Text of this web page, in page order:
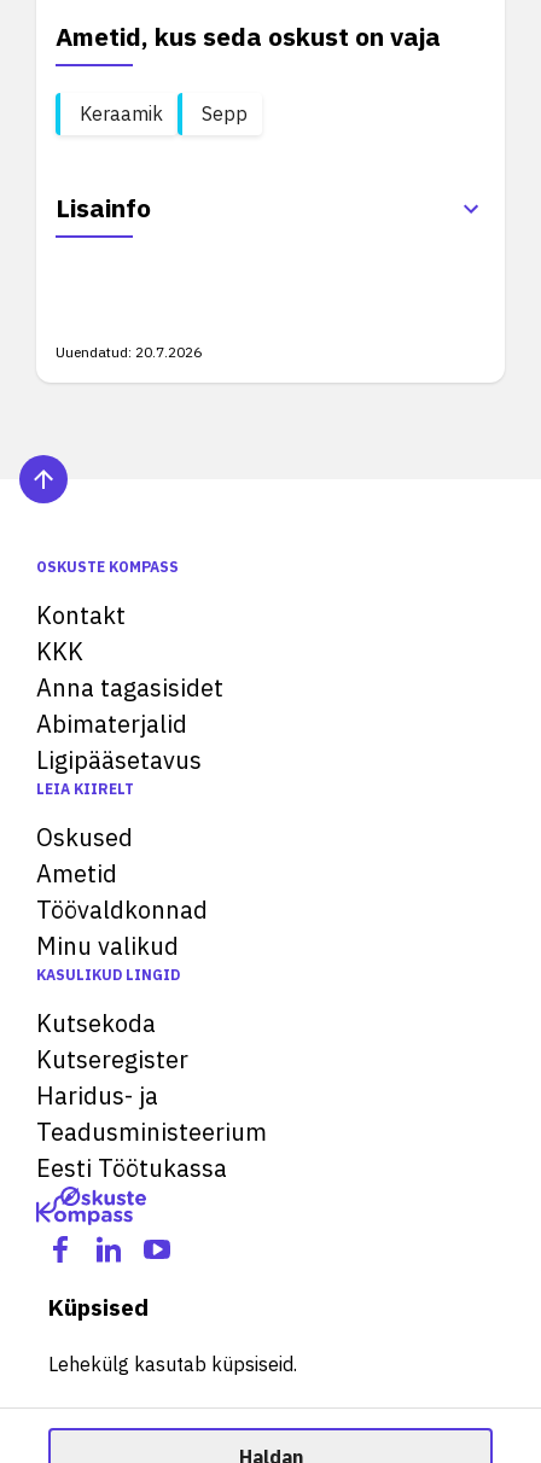
Ametid, kus seda oskust on vaja
Keraamik Sepp
Lisainfo
Uuendatud: 20.7.2026
OSKUSTE KOMPASS
Kontakt
KKK
Anna tagasisidet
Abimaterjalid
Ligipääsetavus
LEIA KIIRELT
Oskused
Ametid
Töövaldkonnad
Minu valikud
KASULIKUD LINGID
Kutsekoda
Kutseregister
Haridus- ja
Teadusministeerium
Eesti Töötukassa
Küpsised
Lehekülg kasutab küpsiseid.
Haldan